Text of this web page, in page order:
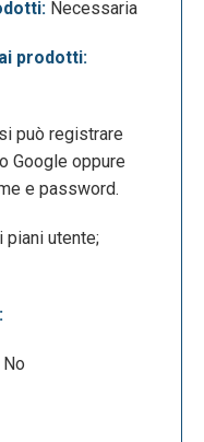
procedura è
Necessaria
prodotti:
può registrare
Google oppure
e password.
piani utente;
No